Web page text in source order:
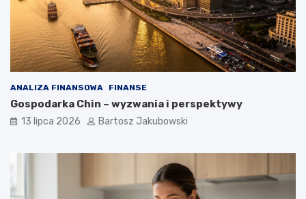
ANALIZA FINANSOWA FINANSE
Gospodarka Chin – wyzwania i perspektywy
13 lipca 2026 Bartosz Jakubowski